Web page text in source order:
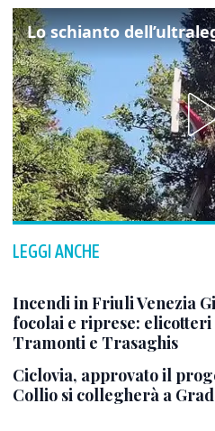
LEGGI ANCHE
Incendi in Friuli Venezia
focolai e riprese:
Tramonti e Trasaghis
Ciclovia, approvato il
Collio si collegherà a